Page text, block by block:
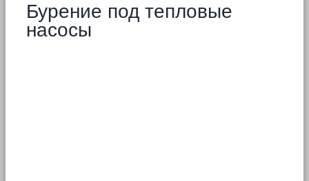
Бурение под тепловые
насосы